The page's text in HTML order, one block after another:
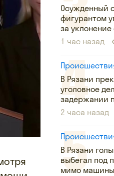
Осужденный
фигурантом
за уклонение
1 час назад
В Рязани
уголовное
задержании
2 часа назад
В Рязани
выбегал под
мимо машины